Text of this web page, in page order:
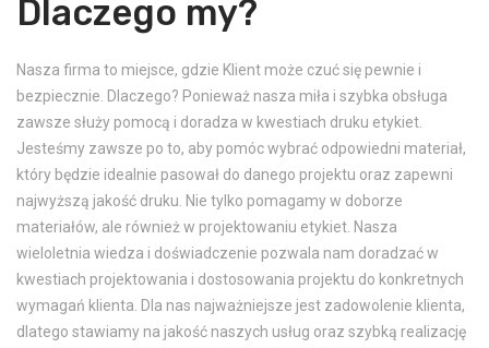
Dlaczego my?
Nasza firma to miejsce, gdzie Klient może czuć się pewnie i
bezpiecznie. Dlaczego? Ponieważ nasza miła i szybka obsługa
zawsze służy pomocą i doradza w kwestiach druku etykiet.
Jesteśmy zawsze po to, aby pomóc wybrać odpowiedni materiał,
który będzie idealnie pasował do danego projektu oraz zapewni
najwyższą jakość druku. Nie tylko pomagamy w doborze
materiałów, ale również w projektowaniu etykiet. Nasza
wieloletnia wiedza i doświadczenie pozwala nam doradzać w
kwestiach projektowania i dostosowania projektu do konkretnych
wymagań klienta. Dla nas najważniejsze jest zadowolenie klienta,
dlatego stawiamy na jakość naszych usług oraz szybką realizację